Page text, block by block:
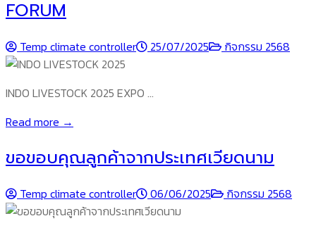
FORUM
Temp climate controller 25/07/2025 กิจกรรม 2568
INDO LIVESTOCK 2025 EXPO …
Read more →
ขอขอบคุณลูกค้าจากประเทศเวียดนาม
Temp climate controller 06/06/2025 กิจกรรม 2568